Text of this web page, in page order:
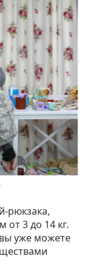
рюкзака,
3 до 14 кг.
уже можете